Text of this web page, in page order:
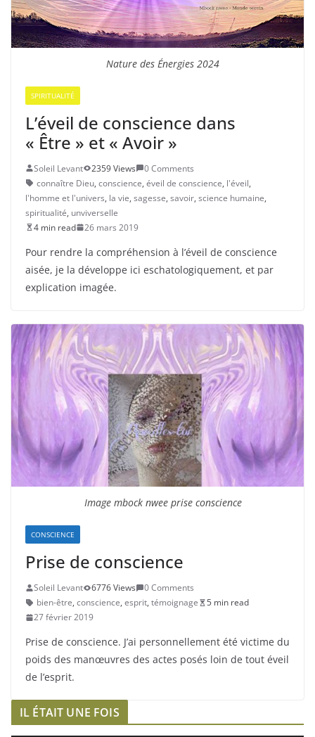
Nature des Énergies 2024
SPIRITUALITÉ
L’éveil de conscience dans
« Être » et « Avoir »
Soleil Levant 2359 Views
0 Comments
connaître Dieu, conscience, éveil de conscience, l'éveil,
l'homme et l'univers, la vie, sagesse, savoir, science humaine,
spiritualité, unviverselle
4 min read
26 mars 2019
Pour rendre la compréhension à l’éveil de conscience
aisée, je la développe ici eschatologiquement, et par
explication imagée.
Image mbock nwee prise conscience
CONSCIENCE
Prise de conscience
Soleil Levant 6776 Views
0 Comments
bien-être, conscience, esprit, témoignage
5 min read
27 février 2019
Prise de conscience. J’ai personnellement été victime du
poids des manœuvres des actes posés loin de tout éveil
de l’esprit.
IL ÉTAIT UNE FOIS